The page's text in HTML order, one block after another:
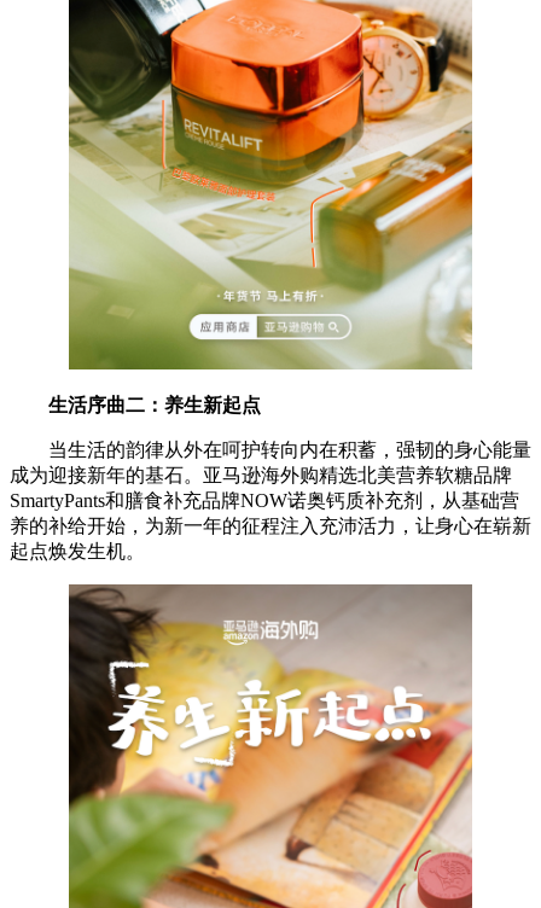
生活序曲二： 养生新起点
当生活的韵律从外在呵护转向内在积蓄，强韧的身心能量
成为迎接新年的基石。亚马逊海外购精选北美营养软糖品牌
SmartyPants和膳食补充品牌NOW诺奥钙质补充剂，从基础营
养的补给开始，为新一年的征程注入充沛活力，让身心在崭新
起点焕发生机。